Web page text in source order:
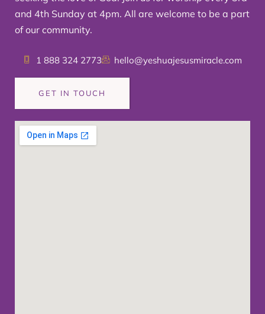
and 4th Sunday at 4pm. All are welcome to be a part
of our community.
1 888 324 2773 hello@yeshuajesusmiracle.com
GET IN TOUCH